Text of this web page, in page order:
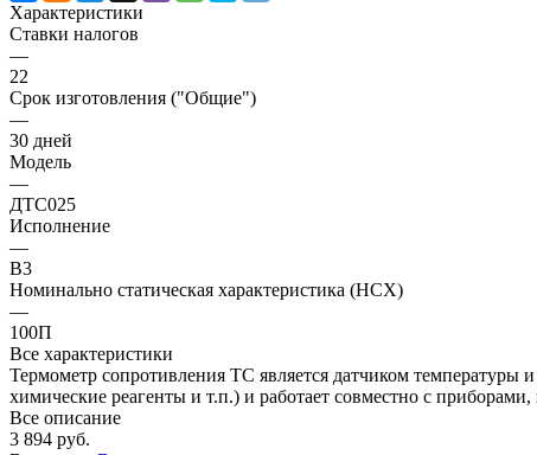
Характеристики
Ставки налогов
—
22
Срок изготовления ("Общие")
—
30 дней
Модель
—
ДТС025
Исполнение
—
В3
Номинально статическая характеристика (НСХ)
—
100П
Все характеристики
Термометр сопротивления ТС является датчиком температуры
химические реагенты и т.п.) и работает совместно с
Все описание
3 894 руб.